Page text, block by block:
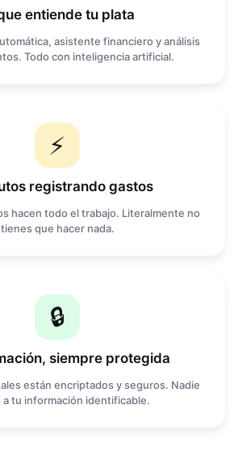
entiende tu plata
asistente financiero y análisis
Todo con inteligencia artificial.
⚡
registrando gastos
hacen todo el trabajo. Literalmente no
tienes que hacer nada.
🔒
siempre protegida
están encriptados y seguros. Nadie
a tu información identificable.